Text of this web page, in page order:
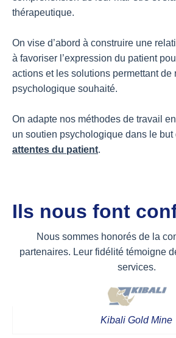
thérapeutique.
On vise d’abord à construire une
à favoriser l’expression du patient
actions et les solutions permettant de
psychologique souhaité.
On adapte nos méthodes de travail
un soutien psychologique dans le but
attentes du patient.
Ils nous font
Nous sommes honorés de la
partenaires. Leur fidélité témoigne
services.
Kibali Gold Mine